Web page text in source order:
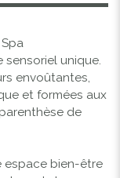
sensoriel unique.
envoûtantes,
et formées aux
de
espace bien-être